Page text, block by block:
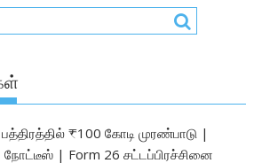
₹100 கோடி முரண்பாடு |
| Form 26 சட்டப்பிரச்சினை